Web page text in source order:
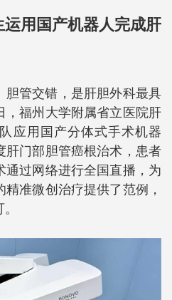
用国产机器人完成肝
胆管交错，是肝胆外科最具
，福州大学附属省立医院肝
应用国产分体式手术机器
肝门部胆管癌根治术，患者
通过网络进行全国直播，为
准微创治疗提供了范例，